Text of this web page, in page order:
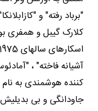
"برباد رفته" و
کلارک گیبل و همفری
آشیانه فاخته" ،
کننده هوشمندی به نام
جاودانگی و بی